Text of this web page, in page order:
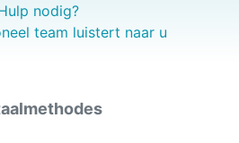
nodig?
team luistert naar u